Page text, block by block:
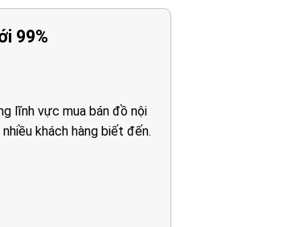
99%
lĩnh vực mua bán đồ nội
khách hàng biết đến.